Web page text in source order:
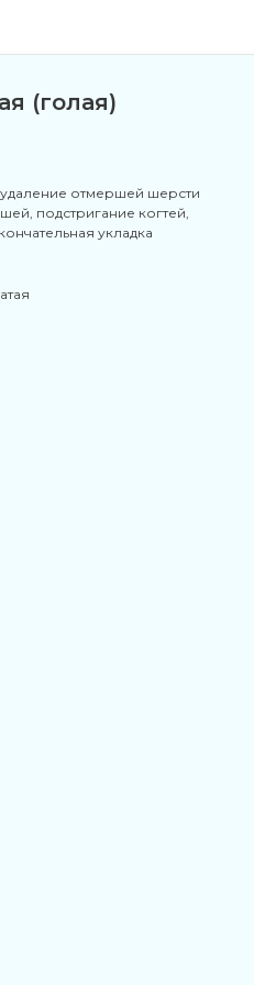
(голая)
отмершей шерсти
подстригание когтей,
укладка